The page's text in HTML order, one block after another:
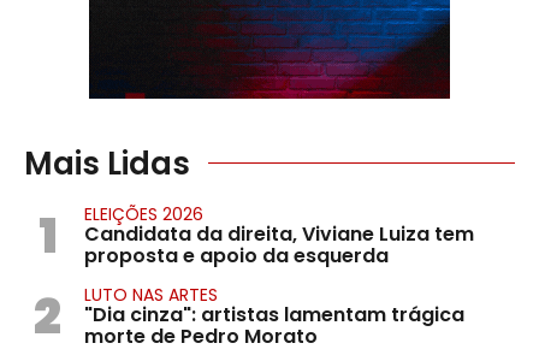
Mais Lidas
1 ELEIÇÕES 2026
Candidata da direita, Viviane Luiza tem
proposta e apoio da esquerda
2 LUTO NAS ARTES
"Dia cinza": artistas lamentam trágica
morte de Pedro Morato